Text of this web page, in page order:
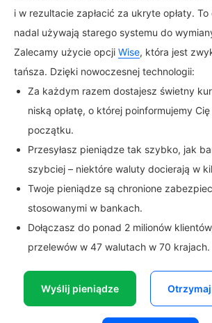
i w rezultacie zapłacić za ukryte opłaty.
nadal używają starego systemu do
Zalecamy użycie opcji Wise, która jest
tańsza. Dzięki nowoczesnej technologii:
Za każdym razem dostajesz świetny
niską opłatę, o której poinformujemy
początku.
Przesyłasz pieniądze tak szybko, jak
szybciej – niektóre waluty docierają w
Twoje pieniądze są chronione
stosowanymi w bankach.
Dołączasz do ponad 2 milionów
przelewów w 47 walutach w 70 krajach.
Wyślij pieniądze